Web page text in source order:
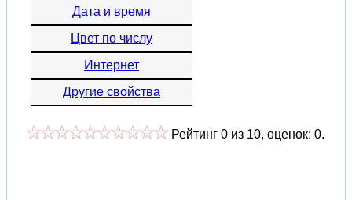
Дата и время
Цвет по числу
Интернет
Другие свойства
Рейтинг 0 из 10, оценок: 0.